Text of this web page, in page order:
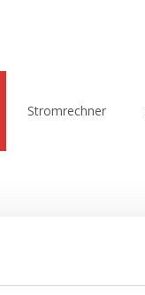
Stromrechner